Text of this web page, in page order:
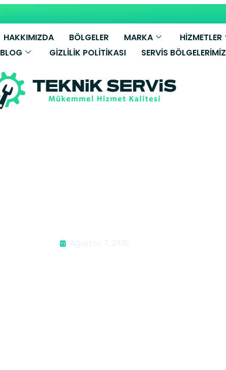
HAKKIMIZDA BÖLGELER MARKA HİZMETLER
BLOG
GIZLILIK POLITIKASI SERVIS BÖLGELERIMIZ
Ağustos 7, 2026